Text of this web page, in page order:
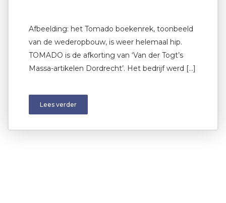
Afbeelding: het Tomado boekenrek, toonbeeld
van de wederopbouw, is weer helemaal hip.
TOMADO is de afkorting van ‘Van der Togt’s
Massa-artikelen Dordrecht’. Het bedrijf werd […]
Lees verder